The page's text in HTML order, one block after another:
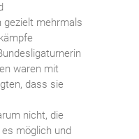
gezielt mehrmals
waren mit
dass sie
nicht, die
möglich und